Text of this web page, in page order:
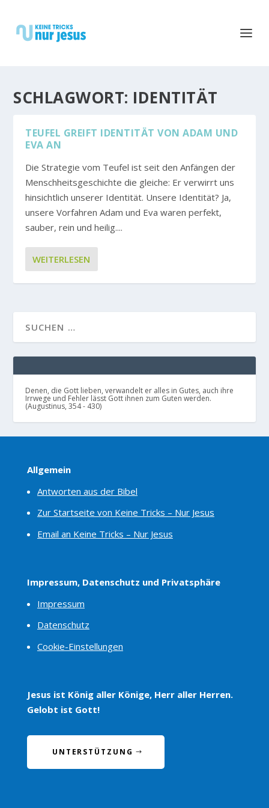
SCHLAGWORT: IDENTITÄT
TEUFEL GREIFT IDENTITÄT VON ADAM UND
EVA AN
Die Strategie vom Teufel ist seit den Anfängen der
Menschheitsgeschichte die gleiche: Er verwirrt uns
hinsichtlich unserer Identität. Unsere Identität? Ja,
unsere Vorfahren Adam und Eva waren perfekt,
sauber, rein und heilig....
WEITERLESEN
Denen, die Gott lieben, verwandelt er alles in Gutes, auch ihre
Irrwege und Fehler lässt Gott ihnen zum Guten werden.
(Augustinus, 354 - 430)
Allgemein
Antworten aus der Bibel
Zur Startseite von Keine Tricks – Nur Jesus
Email an Keine Tricks – Nur Jesus
Impressum, Datenschutz und Privatsphäre
Impressum
Datenschutz
Cookie-Einstellungen
Jesus ist König aller Könige, Herr aller Herren.
Gelobt ist Gott!
UNTERSTÜTZUNG